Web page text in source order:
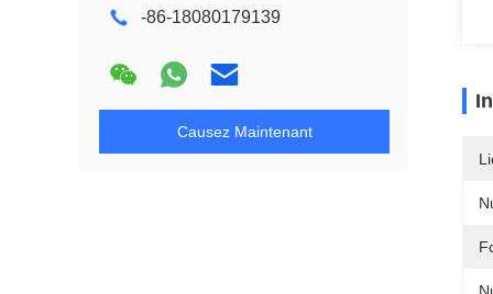
-86-18080179139
Causez Maintenant